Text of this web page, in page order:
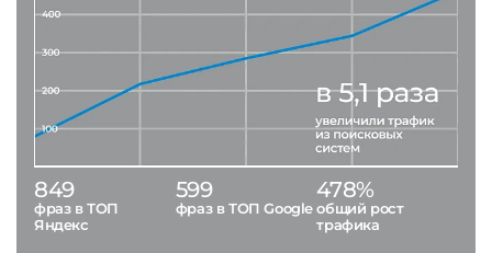
849
фраз в ТОП
Яндекс
599
фраз в ТОП Google
478%
общий рост
трафика